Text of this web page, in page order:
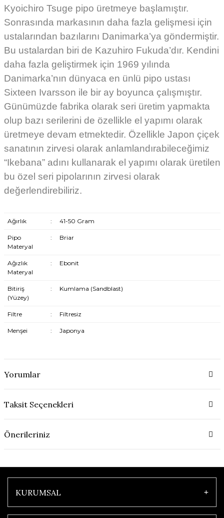
Kyoichiro Tsuge pipo üretmeye başlamıştır.
Sonrasında markasının daha fazla gelişmesi için
ustalarından bazılarını Danimarka’ya göndermiştir.
Bu ustalardan biri de Kazuhiro Fukuda’dır. Kendini
daha fazla geliştirmek için 1969 yılında
Danimarka’nın dünyaca en ünlü pipo ustası
Sixteen Ivarsson ile bir ay boyunca çalışmıştır.
Günümüzde fabrika olarak seri üretim yapmakta
olup bazı serilerini de özellikle el yapımı olarak
üretmeye devam etmektedir. Özellikle Japon çiçek
sanatının zirvesi olarak anlamlandırabileceğimiz
“Ikebana” adını kullanarak el yapımı olarak üretilen
bu özel seri pipolarının zirvesi olarak
değerlendirebiliriz.
Ağırlık : 41-50 Gram
Pipo
Materyal
: Briar
Ağızlık
Materyal
: Ebonit
Bitiriş
(Yüzey)
: Kumlama (Sandblast)
Filtre : Filtresiz
Menşei : Japonya
Yorumlar
Taksit Seçenekleri
Önerileriniz
KURUMSAL